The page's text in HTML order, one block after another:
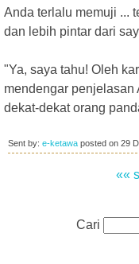
Anda terlalu memuji ...
dan lebih pintar dari
"Ya, saya tahu! Oleh
mendengar penjelasan
dekat-dekat orang
Sent by: e-ketawa posted on 29
««
Cari